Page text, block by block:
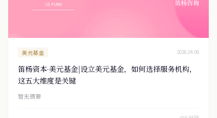
美元基金 2026.04.06
笛杨资本·美元基金|设立美元基金，如何选择服务机构，
这五大维度是关键
暂无摘要